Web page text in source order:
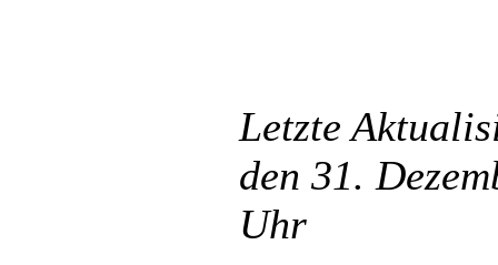
Letzte
den 31.
Uhr